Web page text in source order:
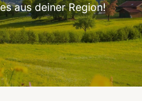
aus deiner Region!